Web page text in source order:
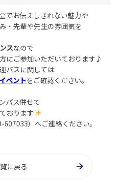
でお伝えしきれない魅力や
・先輩や先生の雰囲気を
スなので
にご参加いただいております♪
バスに関しては
ベントをご確認ください。
パス併せて
おります
）へご連絡ください。
に戻る